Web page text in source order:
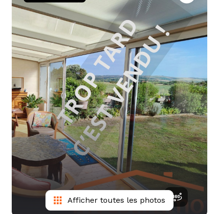
estimation
Afficher toutes les photos